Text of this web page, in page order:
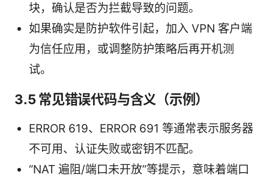
块，确认是否为拦截导致的问题。
如果确实是防护软件引起，加入 VPN 客户端
为信任应用，或调整防护策略后再开机测
试。
3.5 常见错误代码与含义（示例）
ERROR 619、ERROR 691 等通常表示服务器
不可用、认证失败或密钥不匹配。
“NAT 遍阻/端口未开放”等提示，意味着端口